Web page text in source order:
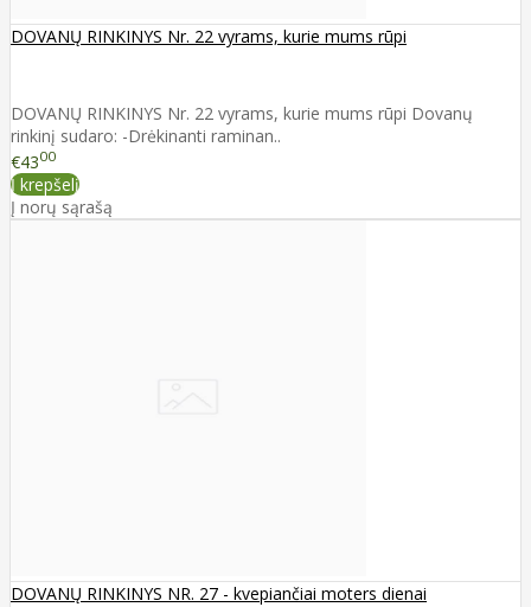
DOVANŲ RINKINYS Nr. 22 vyrams, kurie mums rūpi
DOVANŲ RINKINYS Nr. 22 vyrams, kurie mums rūpi Dovanų
rinkinį sudaro: -Drėkinanti raminan..
€4300
Į krepšelį
Į norų sąrašą
DOVANŲ RINKINYS NR. 27 - kvepiančiai moters dienai